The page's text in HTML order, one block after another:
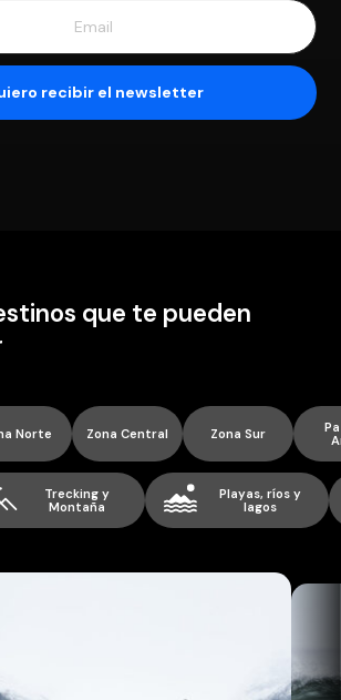
que te pueden
Norte Zona Central Zona Sur
Trecking y
Montaña
Playas, ríos y
lagos